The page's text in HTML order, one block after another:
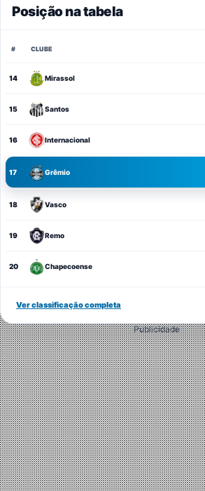
Posição na tabela
# CLUBE
14 Mirassol
15 Santos
16 Internacional
17 Grêmio
18 Vasco
19 Remo
20 Chapecoense
Ver classificação completa
Publicidade